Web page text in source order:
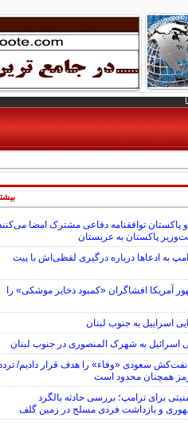
پاکستان توافقنامه دفاعی مشترک امضا
پاکستان به عربستان
به ادعاها درباره درگیری لفظی‌اش با پیت
آمریکا افشاگران «کمبود ذخایر موشکی» را
اسراییل به جنوب لبنان
اسرائیل به شهرک المنصوری در جنوب لبنان
نفت‌کش سعودی «وفاء» را هدف قرار دادیم/
همچنان محدود است
برای ترامپ؛ بررسی حادثه بالگرد
و بازداشت فردی مسلح در زمین گلف